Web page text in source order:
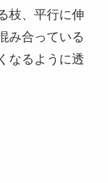
枝、平行に伸
み合っている
なるように透